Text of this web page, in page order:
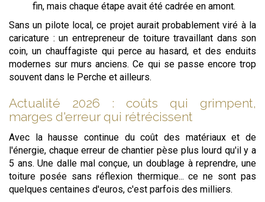
fin, mais chaque étape avait été cadrée en amont.
Sans un pilote local, ce projet aurait probablement viré à la
caricature : un entrepreneur de toiture travaillant dans son
coin, un chauffagiste qui perce au hasard, et des enduits
modernes sur murs anciens. Ce qui se passe encore trop
souvent dans le Perche et ailleurs.
Actualité 2026 : coûts qui grimpent,
marges d'erreur qui rétrécissent
Avec la hausse continue du coût des matériaux et de
l'énergie, chaque erreur de chantier pèse plus lourd qu'il y a
5 ans. Une dalle mal conçue, un doublage à reprendre, une
toiture posée sans réflexion thermique... ce ne sont pas
quelques centaines d'euros, c'est parfois des milliers.